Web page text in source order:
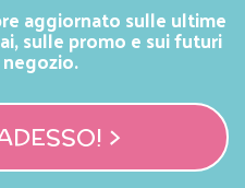
aggiornato sulle ultime
sulle promo e sui futuri
>